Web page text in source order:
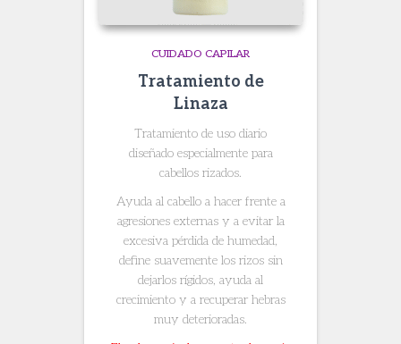
CUIDADO CAPILAR
Tratamiento de
Linaza
Tratamiento de uso diario
diseñado especialmente para
cabellos rizados.
Ayuda al cabello a hacer frente a
agresiones externas y a evitar la
excesiva pérdida de humedad,
define suavemente los rizos sin
dejarlos rígidos, ayuda al
crecimiento y a recuperar hebras
muy deterioradas.